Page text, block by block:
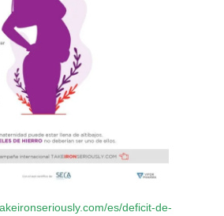
es/deficit-de-